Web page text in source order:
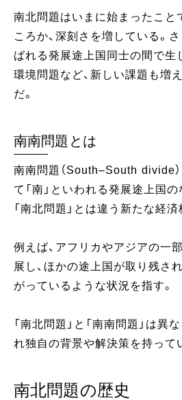
南北問題はいまに始まったこと
ころか、深刻さを増している。
ばれる発展途上国同士の間で生
環境問題など、新しい課題も増
だ。
南南問題とは
南南問題（South–South divide
て「南」といわれる発展途上国の
「南北問題」とは違う新たな経済
例えば、アフリカやアジアの一
展し、ほかの途上国が取り残さ
がっているような状況を指す。
「南北問題」と「南南問題」は異
れ独自の背景や解決策を持って
南北問題の歴史